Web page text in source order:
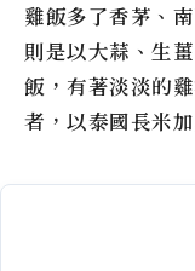
雞飯多了香茅、
則是以大蒜、生
飯，有著淡淡的
者，以泰國長米